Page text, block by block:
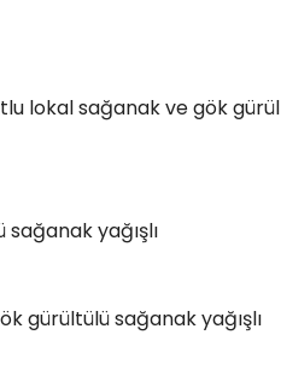
lokal sağanak ve gök
yağışlı
gürültülü sağanak yağışlı